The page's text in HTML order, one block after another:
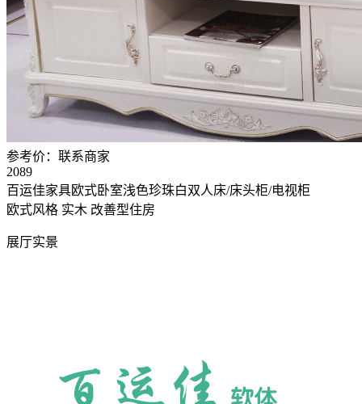
参考价： 联系商家
2089
百运佳家具欧式卧室浅色珍珠白双人床/床头柜/电视柜
欧式风格 实木 改善型住房
展厅实景